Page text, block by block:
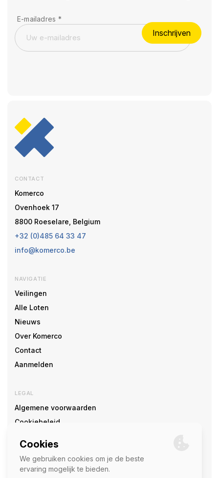
E-mailadres *
Inschrijven
CONTACT
Komerco
Ovenhoek 17
8800 Roeselare, Belgium
+32 (0)485 64 33 47
info@komerco.be
NAVIGATIE
Veilingen
Alle Loten
Nieuws
Over Komerco
Contact
Aanmelden
LEGAL
Algemene voorwaarden
Cookiebeleid
SOCIAL